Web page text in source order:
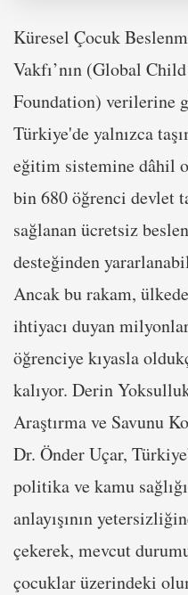
Küresel Çocuk
Vakfı’nın (Global
Foundation) verilerine
Türkiye'de yalnızca
eğitim sistemine dâhil
bin 680 öğrenci devlet
sağlanan ücretsiz
desteğinden
Ancak bu rakam,
ihtiyacı duyan
öğrenciye kıyasla
kalıyor. Derin
Araştırma ve Savunu
Dr. Önder Uçar,
politika ve kamu sağlığı
anlayışının
çekerek, mevcut
çocuklar üzerindeki